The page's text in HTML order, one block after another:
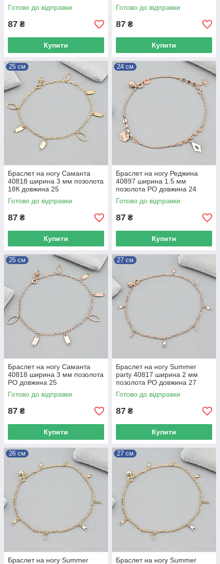
Готово до відправки
87 ₴
Купити
Готово до відправки
87 ₴
Купити
25 см
Браслет на ногу Саманта
40818 ширина 3 мм позолота
18К довжина 25
Готово до відправки
87 ₴
Купити
24 см
Браслет на ногу Реджина
40897 ширина 1.5 мм
позолота РО довжина 24
Готово до відправки
87 ₴
Купити
25 см
Браслет на ногу Саманта
40818 ширина 3 мм позолота
РО довжина 25
Готово до відправки
87 ₴
Купити
27 см
Браслет на ногу Summer
party 40817 ширина 2 мм
позолота РО довжина 27
Готово до відправки
87 ₴
Купити
26 см
Браслет на ногу Summer
27 см
Браслет на ногу Summer